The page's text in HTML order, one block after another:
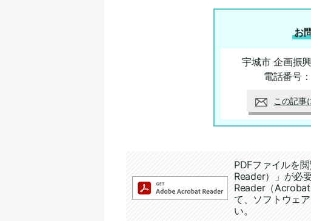
お
宇城市 企画振
電話番号：
この記事
追加情報：PDFファイルPDFファイルを
Reader）」が必
Reader（
て、ソフトウェ
い。